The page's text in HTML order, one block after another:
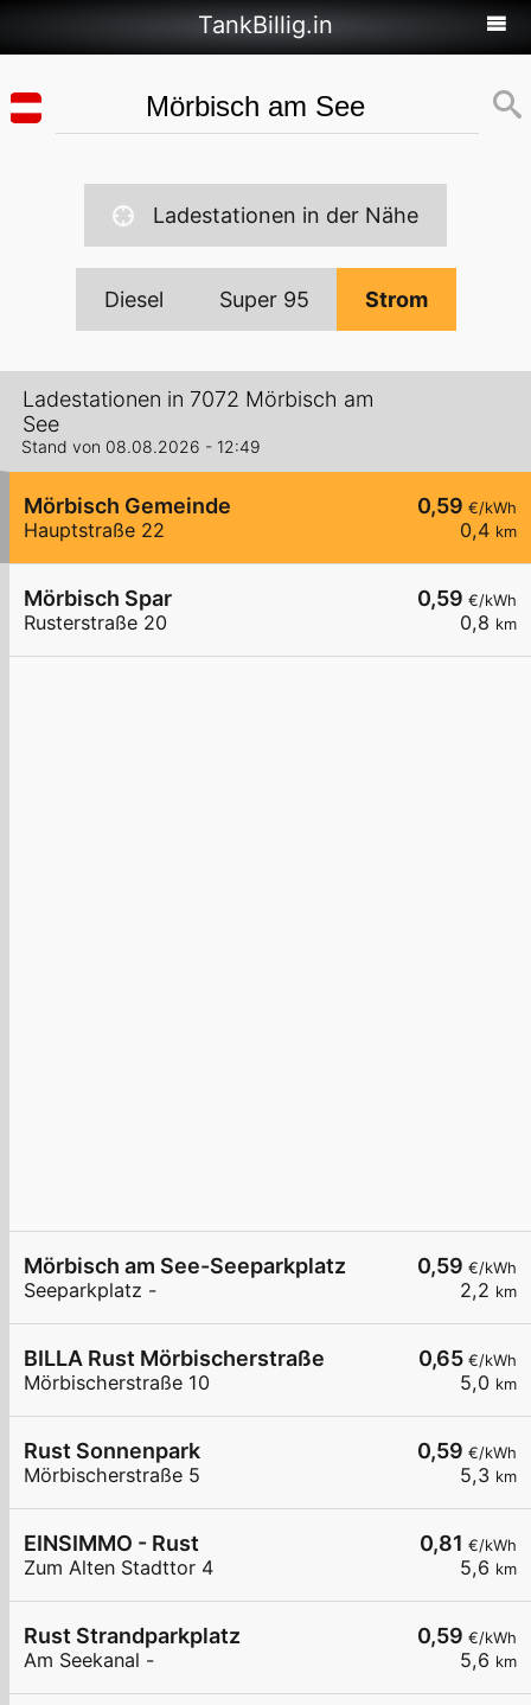
TankBillig.in
Ladestationen in der Nähe
Diesel Super 95 Strom
Ladestationen in 7072 Mörbisch am
See
Stand von 08.08.2026 - 12:49
0,59 €/kWh
0,4 km
Mörbisch Gemeinde
Hauptstraße 22
0,59 €/kWh
0,8 km
Mörbisch Spar
Rusterstraße 20
0,59 €/kWh
2,2 km
Mörbisch am See-Seeparkplatz
Seeparkplatz -
0,65 €/kWh
5,0 km
BILLA Rust Mörbischerstraße
Mörbischerstraße 10
0,59 €/kWh
5,3 km
Rust Sonnenpark
Mörbischerstraße 5
0,81 €/kWh
5,6 km
EINSIMMO - Rust
Zum Alten Stadttor 4
0,59 €/kWh
5,6 km
Rust Strandparkplatz
Am Seekanal -